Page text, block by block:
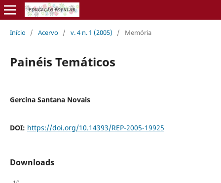
Início / Acervo / v. 4 n. 1 (2005) / Memória
Painéis Temáticos
Gercina Santana Novais
DOI: https://doi.org/10.14393/REP-2005-19925
Downloads